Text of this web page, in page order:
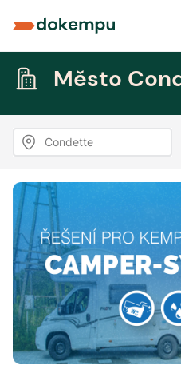
Město
Condette